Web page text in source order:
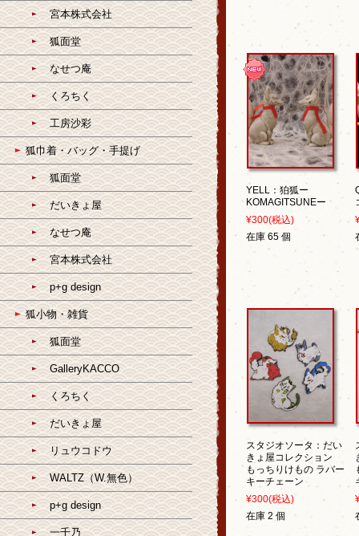
YELL：狛狐ー
KOMAGITSUNEー
¥300(税込)
在庫 65 個
スタジオソータ：だい
きょ屋コレクション
もっちりけもの ラバー
キーチェーン
¥300(税込)
在庫 2 個
宮本株式会社
狐面堂
なせつ庵
くろちく
工房沙彩
狐巾着・バッグ・手提げ
狐面堂
だいきょ屋
なせつ庵
宮本株式会社
p+g design
狐小物・雑貨
狐面堂
GalleryKACCO
くろちく
だいきょ屋
リュウコドウ
WALTZ（W.無色）
p+g design
一千乃